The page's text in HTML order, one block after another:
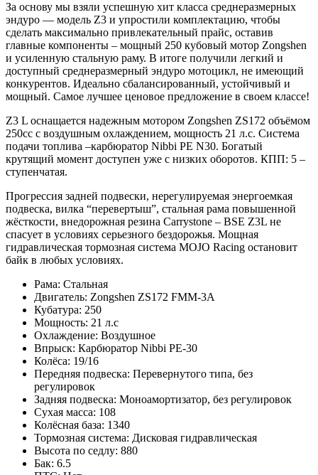
За основу мы взяли успешную хит класса среднеразмерных
эндуро — модель Z3 и упростили комплектацию, чтобы
сделать максимально привлекательный прайс, оставив
главные компоненты – мощный 250 кубовый мотор Zongshen
и усиленную стальную раму. В итоге получили легкий и
доступный среднеразмерный эндуро мотоцикл, не имеющий
конкурентов. Идеально сбалансированный, устойчивый и
мощный. Самое лучшее ценовое предложение в своем классе!
Z3 L оснащается надежным мотором Zongshen ZS172 объёмом
250сс с воздушным охлаждением, мощность 21 л.с. Система
подачи топлива –карбюратор Nibbi PE N30. Богатый
крутящий момент доступен уже с низких оборотов. КПП: 5 –
ступенчатая.
Прогрессия задней подвески, нерегулируемая энергоемкая
подвеска, вилка “перевертыш”, стальная рама повышенной
жёсткости, внедорожная резина Carrystone – BSE Z3L не
спасует в условиях серьезного бездорожья. Мощная
гидравлическая тормозная система MOJO Racing остановит
байк в любых условиях.
Рама: Стальная
Двигатель: Zongshen ZS172 FMM-3A
Кубатура: 250
Мощность: 21 л.с
Охлаждение: Воздушное
Впрыск: Карбюратор Nibbi PE-30
Колёса: 19/16
Передняя подвеска: Перевернутого типа, без
регулировок
Задняя подвеска: Моноамортизатор, без регулировок
Сухая масса: 108
Колёсная база: 1340
Тормозная система: Дисковая гидравлическая
Высота по седлу: 880
Бак: 6.5